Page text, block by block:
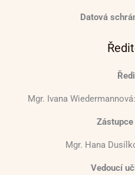
Datová
Mgr. Ivana
Mgr. Hana
Vedoucí